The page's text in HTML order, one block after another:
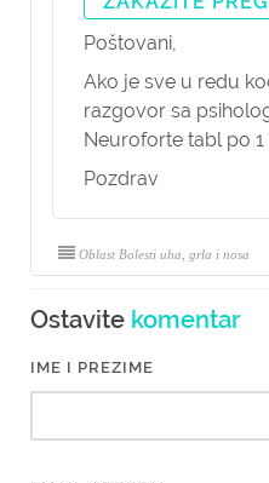
Poštovani,
Ako je sve u redu
razgovor sa
Neuroforte tabl po 1
Pozdrav
Oblast Bolesti uha, grla i nosa
Ostavite komentar
IME I PREZIME